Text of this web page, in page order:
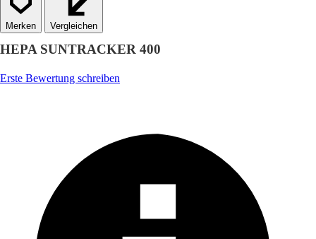
Vergleichen
HEPA SUNTRACKER 400
Erste Bewertung schreiben